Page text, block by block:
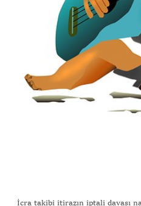
İcra takibi itirazın iptali davası